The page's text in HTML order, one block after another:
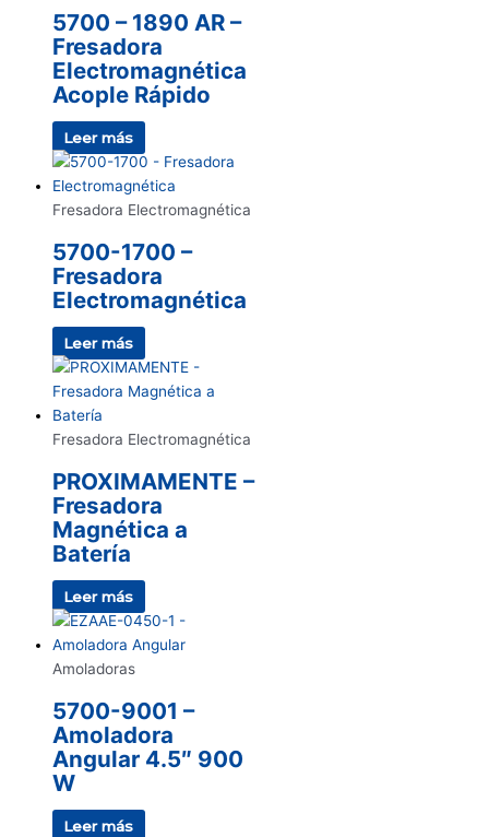
5700 – 1890 AR –
Fresadora
Electromagnética
Acople Rápido
Leer más
Fresadora Electromagnética
5700-1700 –
Fresadora
Electromagnética
Leer más
Fresadora Electromagnética
PROXIMAMENTE –
Fresadora
Magnética a
Batería
Leer más
Amoladoras
5700-9001 –
Amoladora
Angular 4.5″ 900
W
Leer más